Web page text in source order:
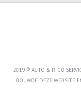
2019 ® AUTO & R-CO
BOUWDE DEZE WEBSITE